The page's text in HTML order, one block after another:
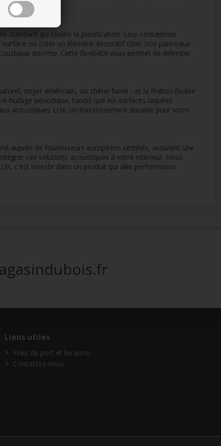
standard qui facilite la planification. Leur conception
ou créer un élément décoratif ciblé, nos panneaux
discrète. Cette flexibilité vous permet de délimiter
noyer américain, ou chêne fumé - et la finition (huilée
huilage périodique, tandis que les surfaces laquées
acoustiques LUX, un investissement durable pour votre
auprès de fournisseurs européens certifiés, assurant une
ces solutions acoustiques à votre intérieur. Nous
c'est investir dans un produit qui allie performance
Liens utiles
Frais de port et livraison
Contactez-nous